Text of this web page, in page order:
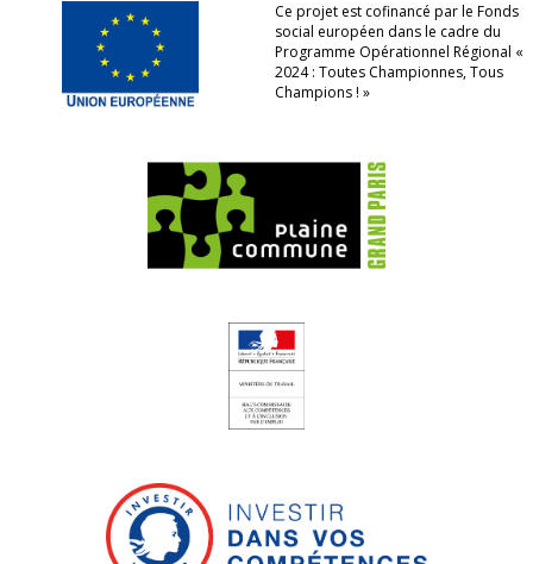
Ce projet est cofinancé par le Fonds
social européen dans le cadre du
Programme Opérationnel Régional «
2024 : Toutes Championnes, Tous
Champions ! »